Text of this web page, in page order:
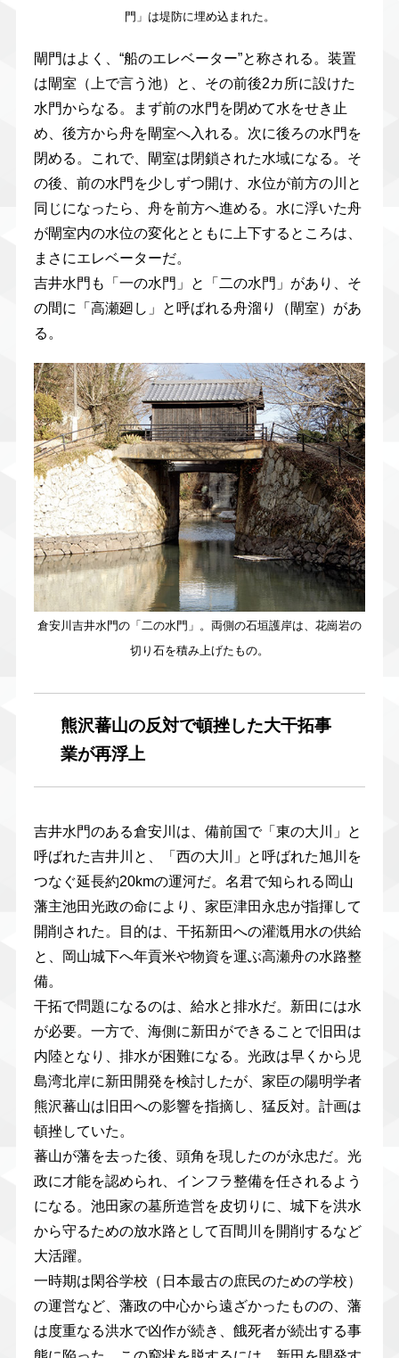
門」は堤防に埋め込まれた。
閘門はよく、“船のエレベーター”と称される。装置
は閘室（上で言う池）と、その前後2カ所に設けた
水門からなる。まず前の水門を閉めて水をせき止
め、後方から舟を閘室へ入れる。次に後ろの水門を
閉める。これで、閘室は閉鎖された水域になる。そ
の後、前の水門を少しずつ開け、水位が前方の川と
同じになったら、舟を前方へ進める。水に浮いた舟
が閘室内の水位の変化とともに上下するところは、
まさにエレベーターだ。
吉井水門も「一の水門」と「二の水門」があり、そ
の間に「高瀬廻し」と呼ばれる舟溜り（閘室）があ
る。
倉安川吉井水門の「二の水門」。両側の石垣護岸は、花崗岩の
切り石を積み上げたもの。
熊沢蕃山の反対で頓挫した大干拓事
業が再浮上
吉井水門のある倉安川は、備前国で「東の大川」と
呼ばれた吉井川と、「西の大川」と呼ばれた旭川を
つなぐ延長約20kmの運河だ。名君で知られる岡山
藩主池田光政の命により、家臣津田永忠が指揮して
開削された。目的は、干拓新田への灌漑用水の供給
と、岡山城下へ年貢米や物資を運ぶ高瀬舟の水路整
備。
干拓で問題になるのは、給水と排水だ。新田には水
が必要。一方で、海側に新田ができることで旧田は
内陸となり、排水が困難になる。光政は早くから児
島湾北岸に新田開発を検討したが、家臣の陽明学者
熊沢蕃山は旧田への影響を指摘し、猛反対。計画は
頓挫していた。
蕃山が藩を去った後、頭角を現したのが永忠だ。光
政に才能を認められ、インフラ整備を任されるよう
になる。池田家の墓所造営を皮切りに、城下を洪水
から守るための放水路として百間川を開削するなど
大活躍。
一時期は閑谷学校（日本最古の庶民のための学校）
の運営など、藩政の中心から遠ざかったものの、藩
は度重なる洪水で凶作が続き、餓死者が続出する事